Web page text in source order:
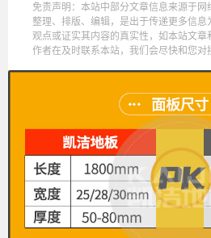
免责声明：本站中部分文章信息来源于
整理、排版、编辑，是出于传递更多信
观点或证实其内容的真实性，如本站文
作者在及时联系本站，我们会尽快和您对